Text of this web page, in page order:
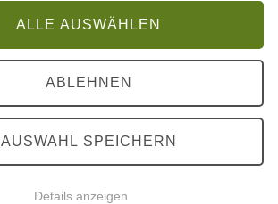
ALLE AUSWÄHLEN
ABLEHNEN
AUSWAHL SPEICHERN
Details anzeigen